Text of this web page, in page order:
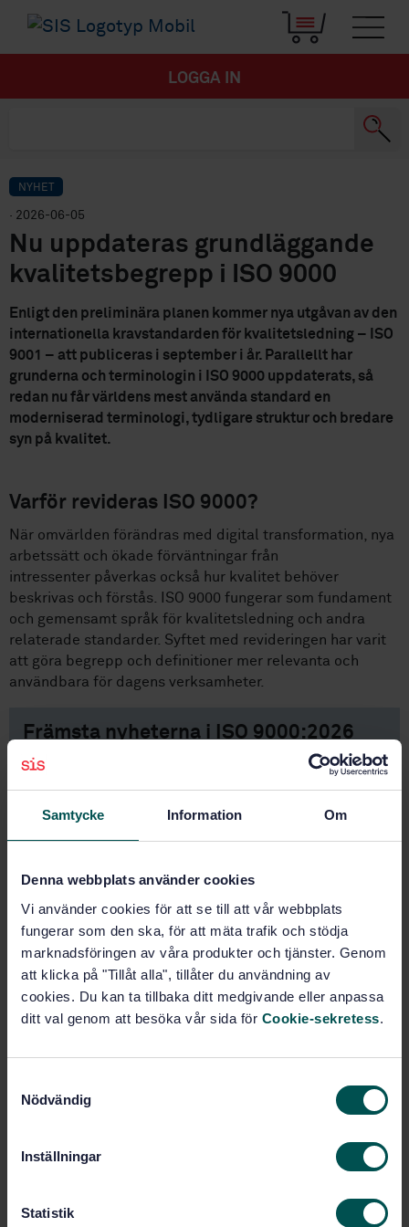
Samtycke Information Om
Denna webbplats använder cookies
Vi använder cookies för att se till att vår webbplats
fungerar som den ska, för att mäta trafik och stödja
marknadsföringen av våra produkter och tjänster. Genom
att klicka på "Tillåt alla", tillåter du användning av
cookies. Du kan ta tillbaka ditt medgivande eller anpassa
ditt val genom att besöka vår sida för Cookie-sekretess.
Nödvändig
Inställningar
Statistik
LOGGA IN
NYHET
· 2026-06-05
Nu uppdateras grundläggande
kvalitetsbegrepp i ISO 9000
Enligt den preliminära planen kommer nya utgåvan av den
internationella kravstandarden för kvalitetsledning – ISO
9001 – att publiceras i september i år. Parallellt har
grunderna och terminologin i ISO 9000 uppdaterats, så
redan nu får världens mest använda standard en
moderniserad terminologi, tydligare struktur och bredare
syn på kvalitet.
Varför revideras ISO 9000?
När omvärlden förändras med digital transformation, nya
arbetssätt och ökade förväntningar från
intressenter påverkas också hur kvalitet behöver
beskrivas och förstås. ISO 9000 fungerar som fundament
och gemensamt språk för kvalitetsledning och andra
relaterade standarder. Syftet med revideringen har varit
att göra begrepp och definitioner mer relevanta och
användbara för dagens verksamheter.
Främsta nyheterna i ISO 9000:2026
◼️ Nya termer har lagts till och flera befintliga
Sammantaget blir standarden bredare och mer
utvidgning, snarare än ett helt nytt angreppssätt.
◼️ Parallell utveckling och anpassning till nya ISO
9001, i syfte att skapa en mer enhetlig terminologi
och göra standarderna bättre synkade. I och med
detta flyttas vissa begrepp och principer till nya
kapitel samt att bilagor och illustrationer har
kompletterande kvalitetskoncept, som speglar hur
kvalitetsarbete i allt större utsträckning påverkas av
riskbaserat tänkande.